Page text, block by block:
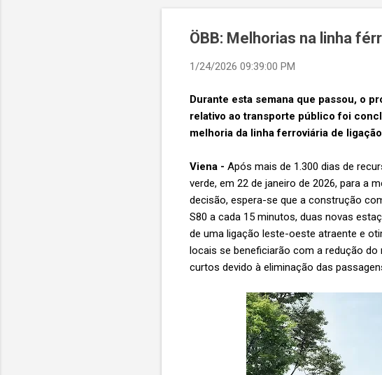
ÖBB: Melhorias na linha
1/24/2026 09:39:00 PM
Durante esta semana que passou, o
relativo ao transporte público foi
melhoria da linha ferroviária de
Viena - Após mais de 1.300 dias de
verde, em 22 de janeiro de 2026, para a
decisão, espera-se que a construção
S80 a cada 15 minutos, duas novas
de uma ligação leste-oeste atraente e
locais se beneficiarão com a redução
curtos devido à eliminação das